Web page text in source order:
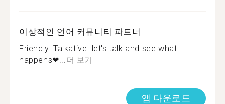
이상적인 언어 커뮤니티 파트너
Friendly. Talkative. let's talk and see what
happens❤...더 보기
앱 다운로드